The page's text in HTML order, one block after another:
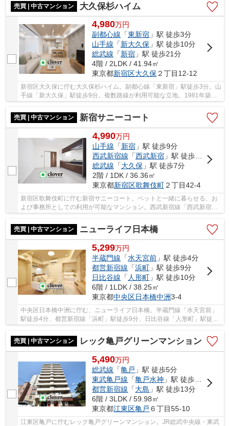
売買 | 中古マンション
大久保杉ハイム
4,980万円
副都心線 「東新宿 」駅 徒歩3分
山手線 「新大久保 」駅 徒歩10分
総武線 「新宿 」駅 徒歩21分
4階 / 2LDK / 41.94㎡
東京都新宿区大久保２丁目12-12
新宿区大久保に佇む大久保杉ハイム。副都心線「東新宿」駅徒歩3分。山
手線「新大久保」駅徒歩9分。複数路線が利用可能な立地。1981年築、
売買 | 中古マンション
新宿サニーコート
4,990万円
山手線 「新宿」駅 徒歩9分
西武新宿線 「西武新宿」駅 徒歩2分
総武線 「大久保」駅 徒歩7分
2階 / 1DK / 36.36㎡
東京都新宿区歌舞伎町２丁目42-4
新宿区歌舞伎町に佇む新宿サニーコート。ペットと一緒に暮らせる、お
よび事務所としての利用が可能なマンション。西武新宿線「西武新宿」
売買 | 中古マンション
ニューライフ日本橋
5,299万円
半蔵門線 「水天宮前 」駅 徒歩4分
都営新宿線 「浜町 」駅 徒歩9分
日比谷線 「 人形町 」駅 徒歩10分
6階 / 1LDK / 38.25㎡
東京都中央区日本橋中洲3-4
中央区日本橋中洲に佇む、ニューライフ日本橋。半蔵門線「水天宮前」
駅徒歩4分、都営新宿線「浜町」駅徒歩9分、日比谷線「人形町」駅徒歩
売買 | 中古マンション
レック亀戸グリーンマンション
5,490万円
総武線 「亀戸 」駅 徒歩5分
東武亀戸線 「亀戸水神 」駅 徒歩4分
都営新宿線 「大島 」駅 徒歩13分
6階 / 3LDK / 59.98㎡
東京都江東区亀戸 ６丁目55-10
江東区亀戸に佇むレック亀戸グリーンマンション。JR総武中央線・東武